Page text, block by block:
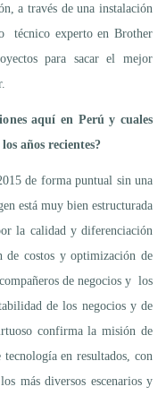
a través de una instalación
técnico experto en Brother
para sacar el mejor
aquí en Perú y cuales
años recientes?
de forma puntual sin una
está muy bien estructurada
la calidad y diferenciación
de costos y optimización de
de negocios y los
de los negocios y de
confirma la misión de
en resultados, con
más diversos escenarios y